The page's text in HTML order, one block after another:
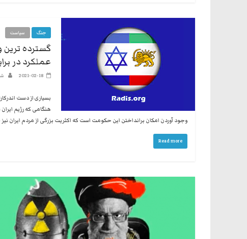
جنگ سیاست
گسترده
عملکرد در
2021-02-18
بسیاری از دست
هنگامی که رژیم ایران
وجود آوردن امکان برانداختن این حکومت است که اکثریت بزرگی از مردم ایران
Read more